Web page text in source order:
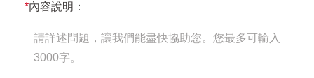
*內容說明：